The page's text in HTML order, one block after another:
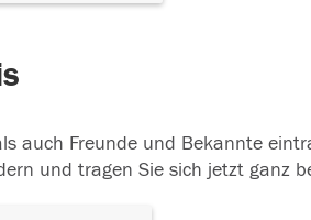
auch Freunde und Bekannte
und tragen Sie sich jetzt ganz